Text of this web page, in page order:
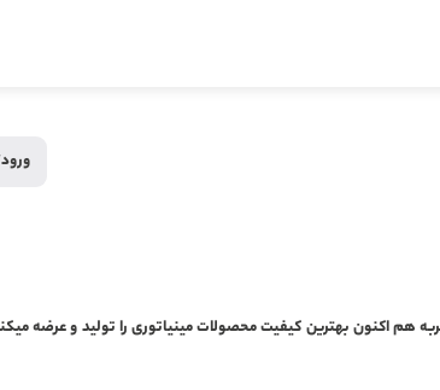
اکنون بهترین کیفیت محصولات مینیاتوری را تولید و عرضه